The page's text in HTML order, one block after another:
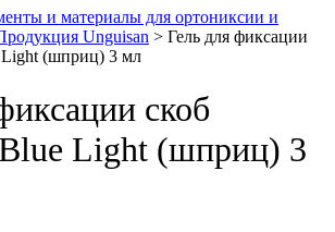
и материалы для ортониксии и
Unguisan > Гель для фиксации
Light (шприц) 3 мл
скоб
Light (шприц) 3